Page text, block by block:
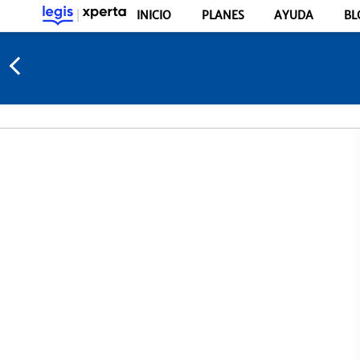
INICIO PLANES AYUDA